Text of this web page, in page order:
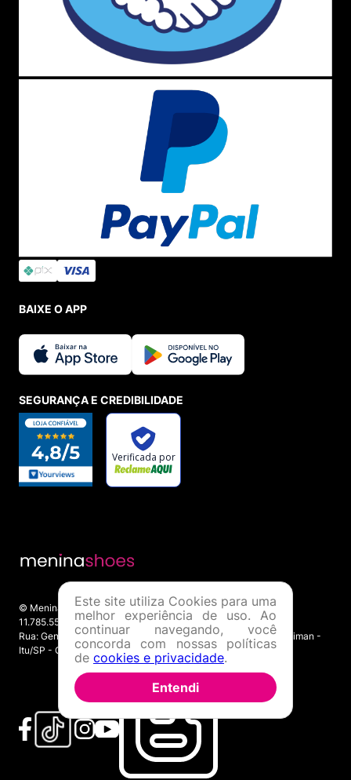
BAIXE O APP
SEGURANÇA E CREDIBILIDADE
© Menina Shoes Comércio de Modas Eireli - EPP CNPJ:
11.785.555/0001-02 | IE: 387.208.543.115
Rua: General Epaminondas Teixeira Guimarães, 193 - Vila Gardiman -
Itu/SP - CEP 13309-410
Este site utiliza Cookies para uma
melhor experiência de uso. Ao
continuar navegando, você
concorda com nossas políticas
de cookies e privacidade.
Entendi